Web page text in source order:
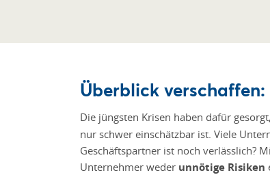
Überblick
Die jüngsten Krisen haben dafür
nur schwer einschätzbar ist. Viele
Geschäftspartner ist noch verlässlich?
Unternehmer weder unnötige Risiken